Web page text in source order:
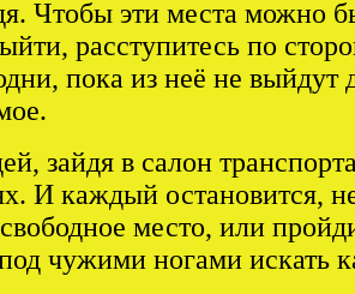
Чтобы эти места можно
расступитесь по
пока из неё не
зайдя в салон
И каждый остановится,
место, или
чужими ногами искать